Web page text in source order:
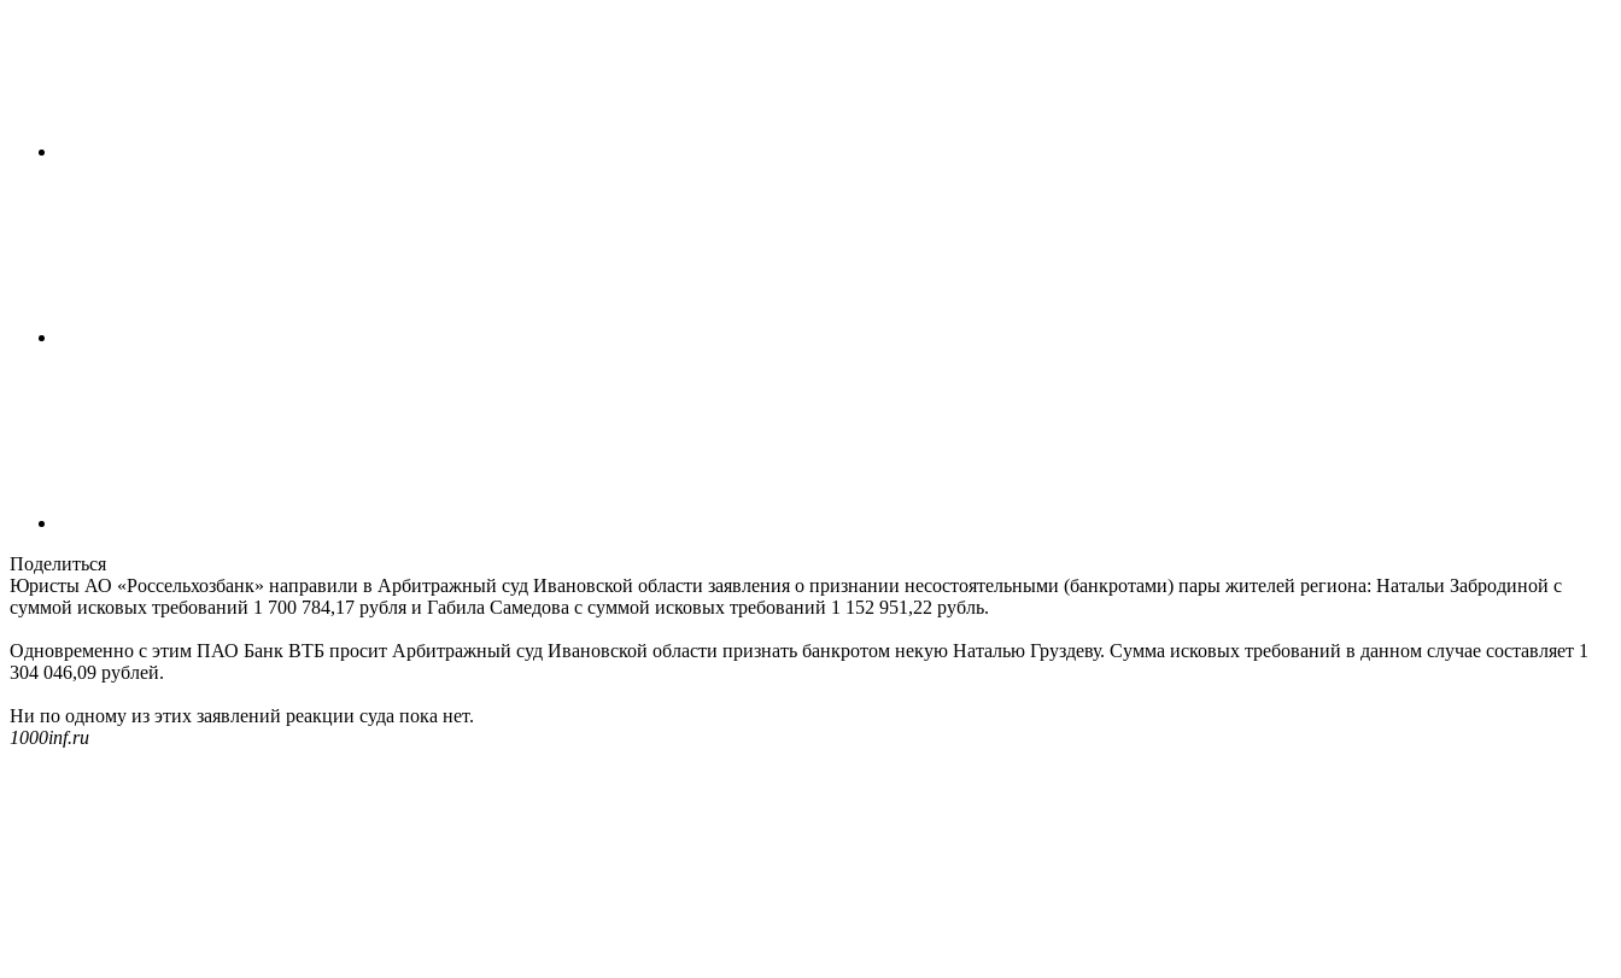
Поделиться
Юристы АО «Россельхозбанк» направили в Арбитражный суд Ивановской области заявления о признании несостоятельными (банкротами) пары жителей региона: Натальи Забродиной с
суммой исковых требований 1 700 784,17 рубля и Габила Самедова с суммой исковых требований 1 152 951,22 рубль.
Одновременно с этим ПАО Банк ВТБ просит Арбитражный суд Ивановской области признать банкротом некую Наталью Груздеву. Сумма исковых требований в данном случае составляет 1
304 046,09 рублей.
Ни по одному из этих заявлений реакции суда пока нет.
1000inf.ru